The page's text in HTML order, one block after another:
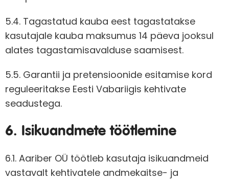
5.4. Tagastatud kauba eest tagastatakse
kasutajale kauba maksumus 14 päeva jooksul
alates tagastamisavalduse saamisest.
5.5. Garantii ja pretensioonide esitamise kord
reguleeritakse Eesti Vabariigis kehtivate
seadustega.
6. Isikuandmete töötlemine
6.1. Aariber OÜ töötleb kasutaja isikuandmeid
vastavalt kehtivatele andmekaitse- ja